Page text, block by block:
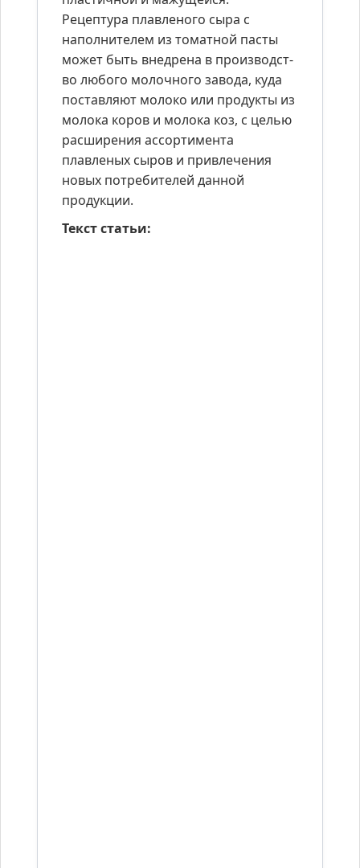
Рецептура плавленого сыра с
наполнителем из томатной пасты
может быть внедрена в производст-
во любого молочного завода, куда
поставляют молоко или продукты из
молока коров и молока коз, с целью
расширения ассортимента
плавленых сыров и привлечения
новых потребителей данной
продукции.
Текст статьи: